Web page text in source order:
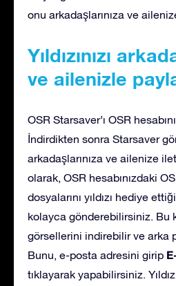
onu arkadaşlarınıza ve
Yıldızınızı
ve ailenizle
OSR Starsaver’ı OSR
İndirdikten sonra Starsaver
arkadaşlarınıza ve ailenize
olarak, OSR hesabınızdaki
dosyalarını yıldızı hediye
kolayca gönderebilirsiniz. Bu
görsellerini indirebilir ve arka
Bunu, e-posta adresini girip
tıklayarak yapabilirsiniz.